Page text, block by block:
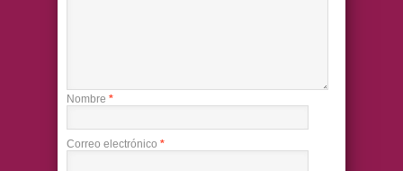
Nombre *
Correo electrónico *